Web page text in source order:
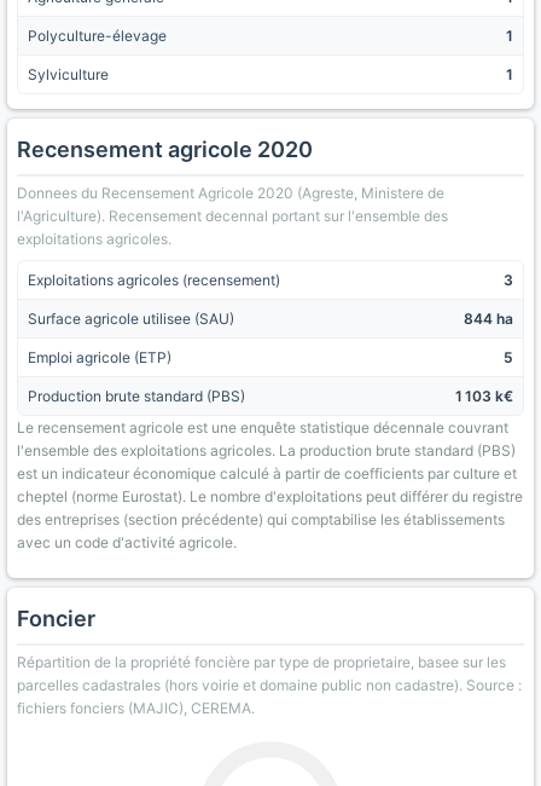
Polyculture-élevage 1
Sylviculture 1
Recensement agricole 2020
Donnees du Recensement Agricole 2020 (Agreste, Ministere de
l'Agriculture). Recensement decennal portant sur l'ensemble des
exploitations agricoles.
Exploitations agricoles (recensement) 3
Surface agricole utilisee (SAU) 844 ha
Emploi agricole (ETP) 5
Production brute standard (PBS)
1 103 k€
Le recensement agricole est une enquête statistique décennale couvrant
l'ensemble des exploitations agricoles. La production brute standard (PBS)
est un indicateur économique calculé à partir de coefficients par culture et
cheptel (norme Eurostat). Le nombre d'exploitations peut différer du registre
des entreprises (section précédente) qui comptabilise les établissements
avec un code d'activité agricole.
Foncier
Répartition de la propriété foncière par type de proprietaire, basee sur les
parcelles cadastrales (hors voirie et domaine public non cadastre). Source :
fichiers fonciers (MAJIC), CEREMA.